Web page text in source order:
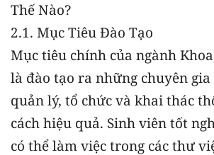
Thế Nào?
2.1. Mục Tiêu Đào Tạo
Mục tiêu chính của ngành
là đào tạo ra những chuyên gia
quản lý, tổ chức và khai thác
cách hiệu quả. Sinh viên tốt
có thể làm việc trong các thư